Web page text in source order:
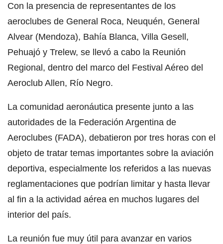
Con la presencia de representantes de los
aeroclubes de General Roca, Neuquén, General
Alvear (Mendoza), Bahía Blanca, Villa Gesell,
Pehuajó y Trelew, se llevó a cabo la Reunión
Regional, dentro del marco del Festival Aéreo del
Aeroclub Allen, Río Negro.
La comunidad aeronáutica presente junto a las
autoridades de la Federación Argentina de
Aeroclubes (FADA), debatieron por tres horas con el
objeto de tratar temas importantes sobre la aviación
deportiva, especialmente los referidos a las nuevas
reglamentaciones que podrían limitar y hasta llevar
al fin a la actividad aérea en muchos lugares del
interior del país.
La reunión fue muy útil para avanzar en varios